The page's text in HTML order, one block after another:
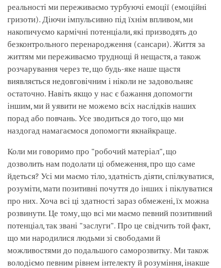
реальності ми переживаємо турбуючі емоції (емоційні
гризоти). Діючи імпульсивно під їхнім впливом, ми
накопичуємо кармічні потенціали, які призводять до
безконтрольного перенародження (сансари). Життя за
життям ми переживаємо труднощі й нещастя, а також
розчарування через те, що будь-яке наше щастя
виявляється недовговічним і ніколи не задовольняє
остаточно. Навіть якщо у нас є бажання допомогти
іншим, ми й уявити не можемо всіх наслідків наших
порад або повчань. Усе зводиться до того, що ми
наздогад намагаємося допомогти якнайкраще.
Коли ми говоримо про "робочий матеріал", що
дозволить нам подолати ці обмеження, про що саме
йдеться? Усі ми маємо тіло, здатність діяти, спілкуватися,
розуміти, мати позитивні почуття до інших і піклуватися
про них. Хоча всі ці здатності зараз обмежені, їх можна
розвинути. Це тому, що всі ми маємо певний позитивний
потенціал, так звані "заслуги". Про це свідчить той факт,
що ми народилися людьми зі свободами й
можливостями до подальшого саморозвитку. Ми також
володіємо певним рівнем інтелекту й розуміння, інакше